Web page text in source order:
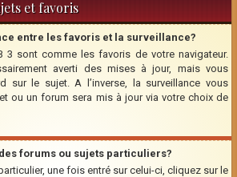
et favoris
entre les favoris et la surveillance?
3 sont comme les favoris de votre navigateur.
averti des mises à jour, mais vous
sur le sujet. A l’inverse, la surveillance vous
ou un forum sera mis à jour via votre choix de
forums ou sujets particuliers?
une fois entré sur celui-ci, cliquez sur le